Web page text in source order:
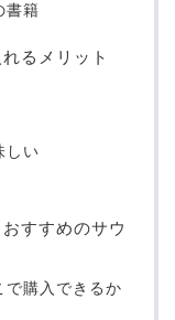
書籍
るメリット
しい
すすめのサウ
で購入できるか